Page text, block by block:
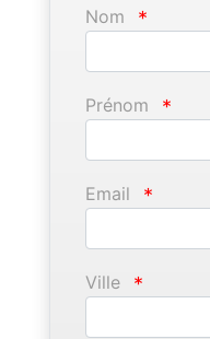
Nom *
Prénom *
Email *
Ville *